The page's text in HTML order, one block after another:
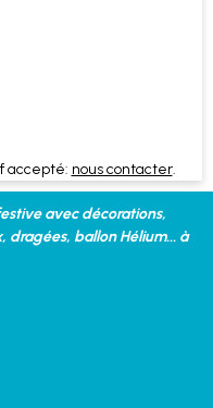
accepté: nous contacter.
avec décorations,
dragées, ballon Hélium... à